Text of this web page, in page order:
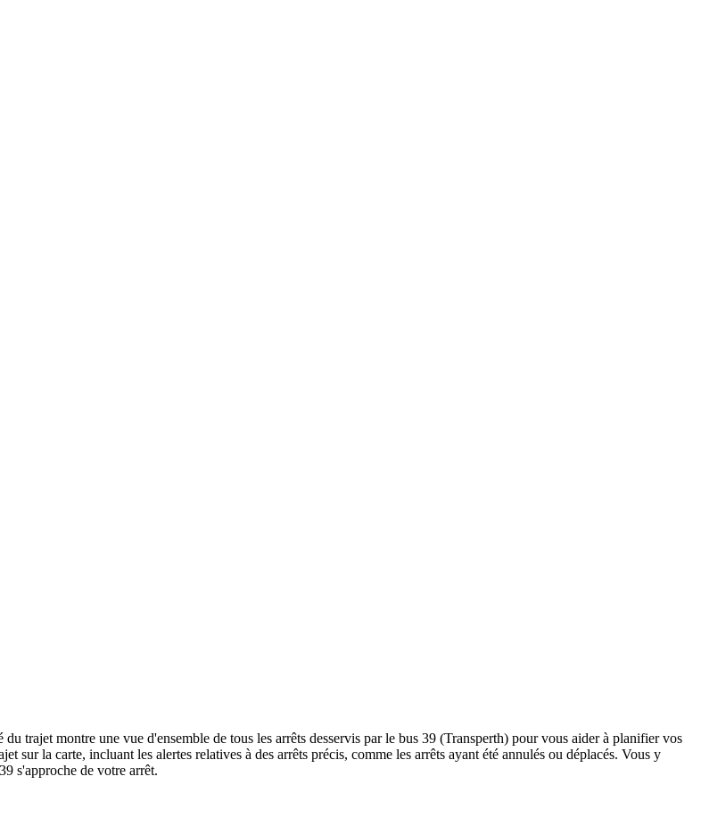
trajet montre une vue d'ensemble de tous les arrêts desservis par le bus 39 (Transperth) pour vous aider à planifier vos
sur la carte, incluant les alertes relatives à des arrêts précis, comme les arrêts ayant été annulés ou déplacés. Vous y
s'approche de votre arrêt.